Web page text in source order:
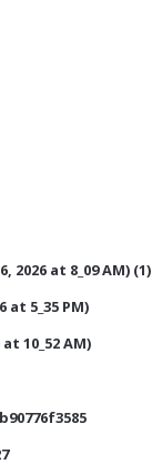
at 8_09 AM) (1)
at 5_35 PM)
10_52 AM)